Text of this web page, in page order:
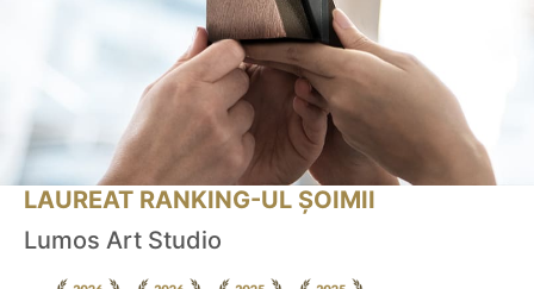
LAUREAT RANKING-UL ȘOIMII
Lumos Art Studio